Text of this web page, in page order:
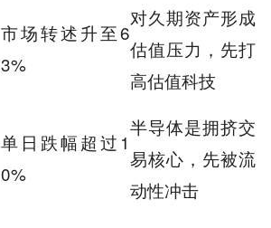
市场转述升至6
3%
对久期资产形成
估值压力，先打
高估值科技
单日跌幅超过1
0%
半导体是拥挤交
易核心，先被流
动性冲击